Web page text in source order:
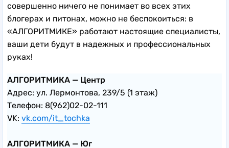
совершенно ничего не понимает во всех этих
блогерах и питонах, можно не беспокоиться: в
«АЛГОРИТМИКЕ» работают настоящие специалисты,
ваши дети будут в надежных и профессиональных
руках!
АЛГОРИТМИКА — Центр
Адрес: ул. Лермонтова, 239/5 (1 этаж)
Телефон: 8(962)02-02-111
VK: vk.com/it_tochka
АЛГОРИТМИКА — Юг